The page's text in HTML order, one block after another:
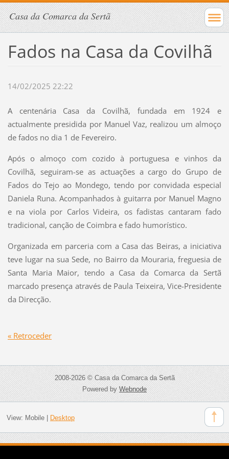
Casa da Comarca da Sertã
Fados na Casa da Covilhã
14/02/2025 22:22
A centenária Casa da Covilhã, fundada em 1924 e
actualmente presidida por Manuel Vaz, realizou um almoço
de fados no dia 1 de Fevereiro.
Após o almoço com cozido à portuguesa e vinhos da
Covilhã, seguiram-se as actuações a cargo do Grupo de
Fados do Tejo ao Mondego, tendo por convidada especial
Daniela Runa. Acompanhados à guitarra por Manuel Magno
e na viola por Carlos Videira, os fadistas cantaram fado
tradicional, canção de Coimbra e fado humorístico.
Organizada em parceria com a Casa das Beiras, a iniciativa
teve lugar na sua Sede, no Bairro da Mouraria, freguesia de
Santa Maria Maior, tendo a Casa da Comarca da Sertã
marcado presença através de Paula Teixeira, Vice-Presidente
da Direcção.
« Retroceder
2008-2026 © Casa da Comarca da Sertã
Powered byWebnode
View: Mobile| Desktop